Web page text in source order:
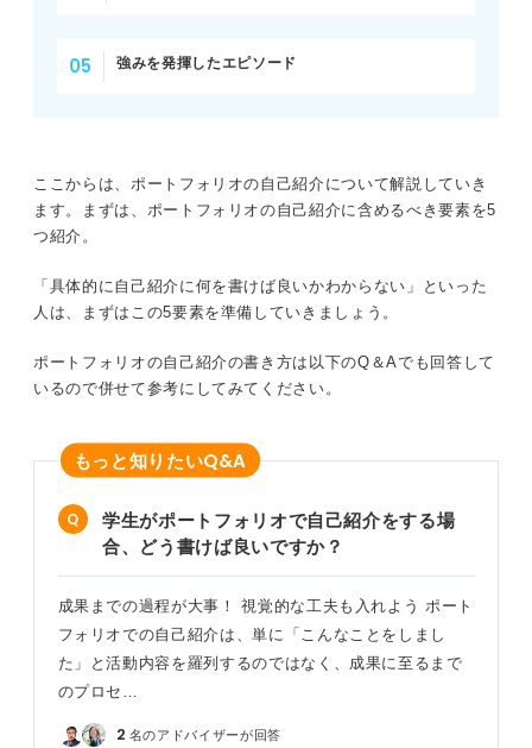
強みを発揮したエピソード
ここからは、ポートフォリオの自己紹介について解説していき
ます。まずは、ポートフォリオの自己紹介に含めるべき要素を5
つ紹介。
「具体的に自己紹介に何を書けば良いかわからない」といった
人は、まずはこの5要素を準備していきましょう。
ポートフォリオの自己紹介の書き方は以下のQ＆Aでも回答して
いるので併せて参考にしてみてください。
もっと知りたいQ&A
学生がポートフォリオで自己紹介をする場
合、どう書けば良いですか？
成果までの過程が大事！ 視覚的な工夫も入れよう ポート
フォリオでの自己紹介は、単に「こんなことをしまし
た」と活動内容を羅列するのではなく、成果に至るまで
のプロセ…
2 名のアドバイザーが回答